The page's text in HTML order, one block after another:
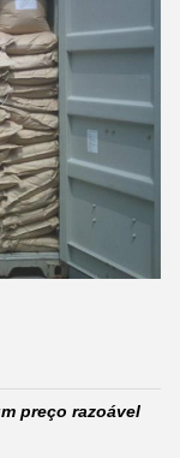
preço razoável